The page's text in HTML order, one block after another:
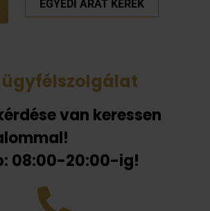
EGYEDI ÁRAT KÉREK
ügyfélszolgálat
van keressen
08:00-20:00-ig!